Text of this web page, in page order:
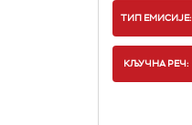
ТИП ЕМИСИЈЕ:
КЉУЧНА РЕЧ: